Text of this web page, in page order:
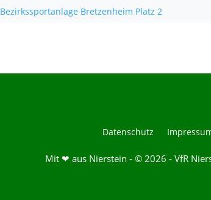
Bezirkssportanlage Bretzenheim Platz 2
Datenschutz
Mit ❤ aus Nierstein - © 2026 - VfR